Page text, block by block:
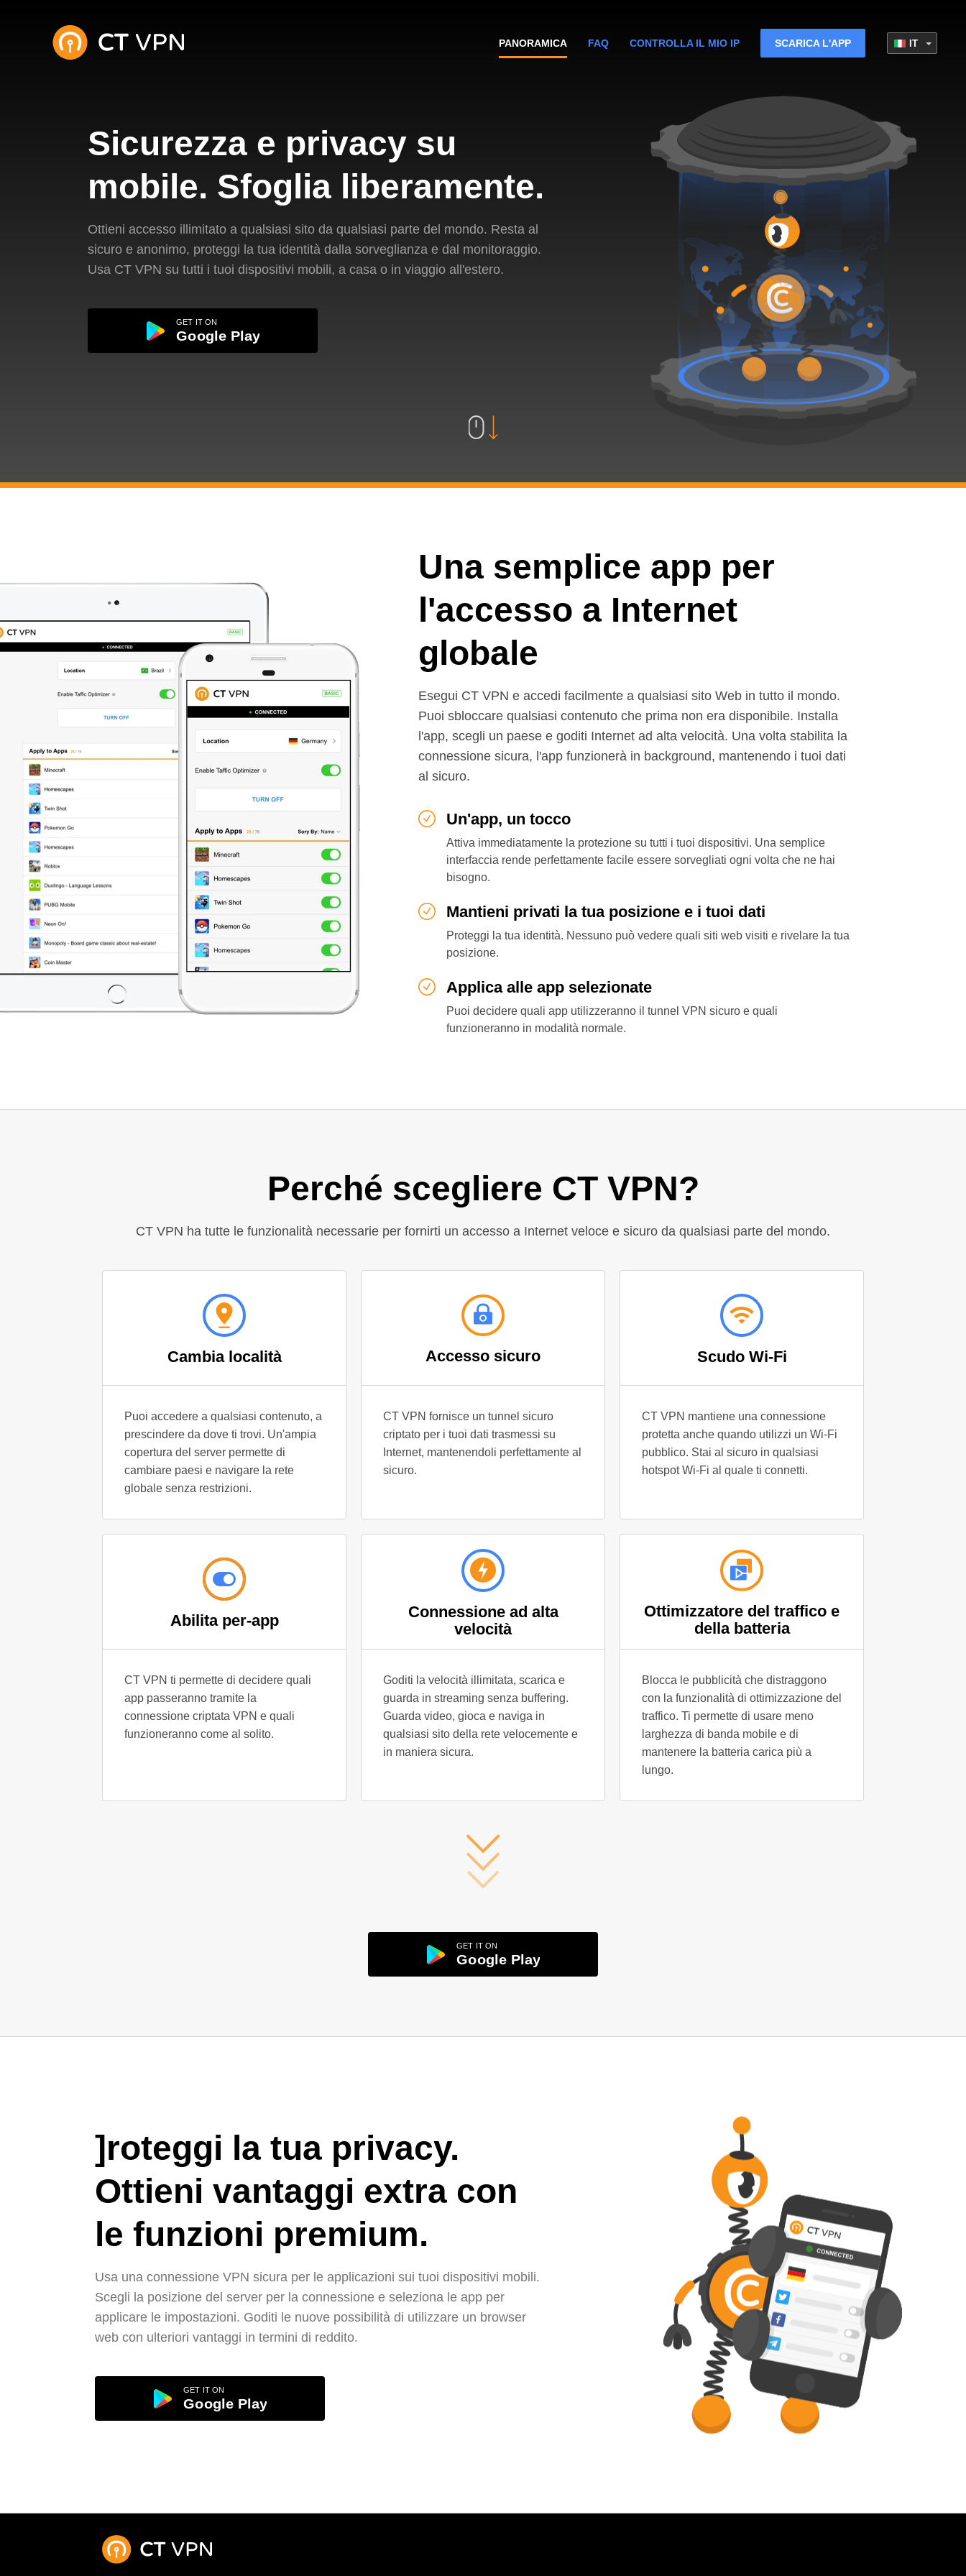
PANORAMICA FAQ CONTROLLA IL MIO IP SCARICA L'APP IT
Sicurezza e privacy su
mobile. Sfoglia liberamente.
Ottieni accesso illimitato a qualsiasi sito da qualsiasi parte del mondo. Resta al
sicuro e anonimo, proteggi la tua identità dalla sorveglianza e dal monitoraggio.
Usa CT VPN su tutti i tuoi dispositivi mobili, a casa o in viaggio all'estero.
Una semplice app per
l'accesso a Internet
globale
Esegui CT VPN e accedi facilmente a qualsiasi sito Web in tutto il mondo.
Puoi sbloccare qualsiasi contenuto che prima non era disponibile. Installa
l'app, scegli un paese e goditi Internet ad alta velocità. Una volta stabilita la
connessione sicura, l'app funzionerà in background, mantenendo i tuoi dati
al sicuro.
Un'app, un tocco
Attiva immediatamente la protezione su tutti i tuoi dispositivi. Una semplice
interfaccia rende perfettamente facile essere sorvegliati ogni volta che ne hai
bisogno.
Mantieni privati la tua posizione e i tuoi dati
Proteggi la tua identità. Nessuno può vedere quali siti web visiti e rivelare la tua
posizione.
Applica alle app selezionate
Puoi decidere quali app utilizzeranno il tunnel VPN sicuro e quali
funzioneranno in modalità normale.
Perché scegliere CT VPN?
CT VPN ha tutte le funzionalità necessarie per fornirti un accesso a Internet veloce e sicuro da qualsiasi parte del mondo.
Cambia località
Puoi accedere a qualsiasi contenuto, a
prescindere da dove ti trovi. Un'ampia
copertura del server permette di
cambiare paesi e navigare la rete
globale senza restrizioni.
Accesso sicuro
CT VPN fornisce un tunnel sicuro
criptato per i tuoi dati trasmessi su
Internet, mantenendoli perfettamente al
sicuro.
Scudo Wi-Fi
CT VPN mantiene una connessione
protetta anche quando utilizzi un Wi-Fi
pubblico. Stai al sicuro in qualsiasi
hotspot Wi-Fi al quale ti connetti.
Abilita per-app
CT VPN ti permette di decidere quali
app passeranno tramite la
connessione criptata VPN e quali
funzioneranno come al solito.
Connessione ad alta
velocità
Goditi la velocità illimitata, scarica e
guarda in streaming senza buffering.
Guarda video, gioca e naviga in
qualsiasi sito della rete velocemente e
in maniera sicura.
Ottimizzatore del traffico e
della batteria
Blocca le pubblicità che distraggono
con la funzionalità di ottimizzazione del
traffico. Ti permette di usare meno
larghezza di banda mobile e di
mantenere la batteria carica più a
lungo.
]roteggi la tua privacy.
Ottieni vantaggi extra con
le funzioni premium.
Usa una connessione VPN sicura per le applicazioni sui tuoi dispositivi mobili.
Scegli la posizione del server per la connessione e seleziona le app per
applicare le impostazioni. Goditi le nuove possibilità di utilizzare un browser
web con ulteriori vantaggi in termini di reddito.